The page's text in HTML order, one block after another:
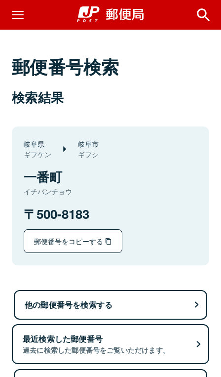
郵便番号検索
検索結果
岐阜県
ギフケン
岐阜市
ギフシ
一番町
イチバンチョウ
500-8183
郵便番号をコピーする
他の郵便番号を検索する
最近検索した郵便番号
過去に検索した郵便番号をご覧いただけます。